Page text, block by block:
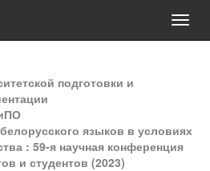
подготовки и
языков в условиях
: 59-я научная конференция
и студентов (2023)